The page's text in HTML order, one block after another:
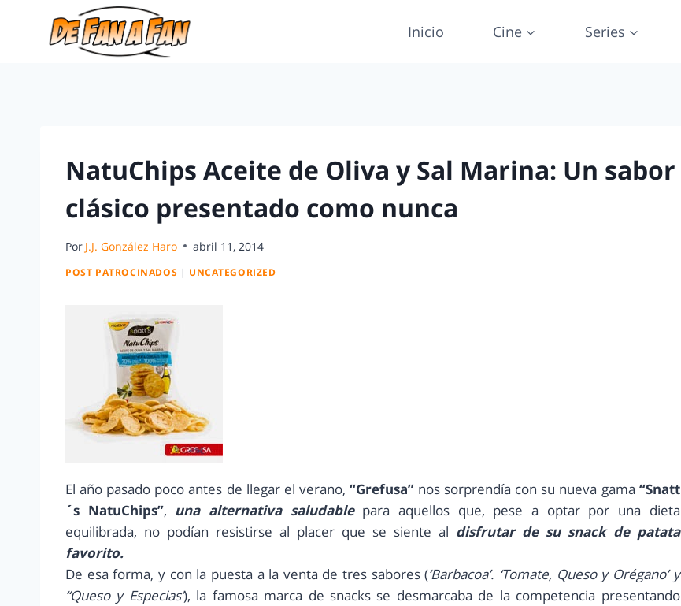
Inicio Cine Series
NatuChips Aceite de Oliva y Sal Marina: Un sabor
clásico presentado como nunca
Por J.J. González Haro abril 11, 2014
POST PATROCINADOS | UNCATEGORIZED
El año pasado poco antes de llegar el verano, “Grefusa”nos sorprendía con su nueva gama “Snatt
´s NatuChips”, una alternativa saludablepara aquellos que, pese a optar por una dieta
equilibrada, no podían resistirse al placer que se siente al disfrutar de su snack de patata
favorito.
De esa forma, y con la puesta a la venta de tres sabores (‘Barbacoa’. ‘Tomate, Queso y Orégano’ y
“Queso y Especias’), la famosa marca de snacks se desmarcaba de la competencia presentando